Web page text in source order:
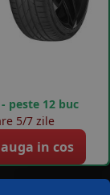
peste 12 buc
5/7 zile
in cos